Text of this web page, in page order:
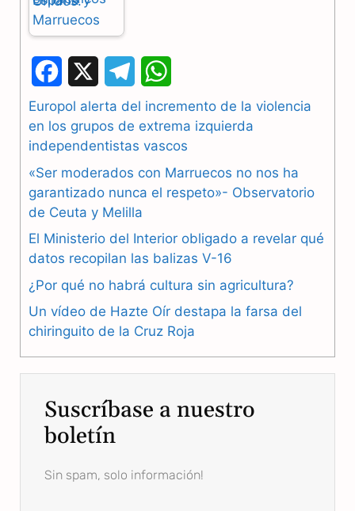
a
c
b
o
o
k
e
g
r
a
m
h
a
s
p
p
Europol alerta del incremento de la violencia
en los grupos de extrema izquierda
independentistas vascos
«Ser moderados con Marruecos no nos ha
garantizado nunca el respeto»- Observatorio
de Ceuta y Melilla
El Ministerio del Interior obligado a revelar qué
datos recopilan las balizas V-16
¿Por qué no habrá cultura sin agricultura?
Un vídeo de Hazte Oír destapa la farsa del
chiringuito de la Cruz Roja
Suscríbase a nuestro
boletín
Sin spam, solo información!